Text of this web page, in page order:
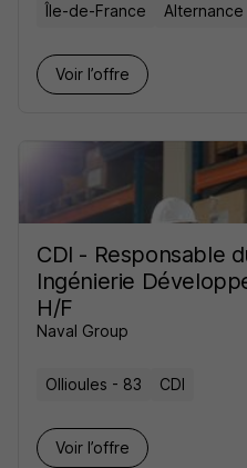
Île-de-France Alternance
Voir l’offre
CDI - Responsable
Ingénierie
H/F
Naval Group
Ollioules - 83 CDI
Voir l’offre